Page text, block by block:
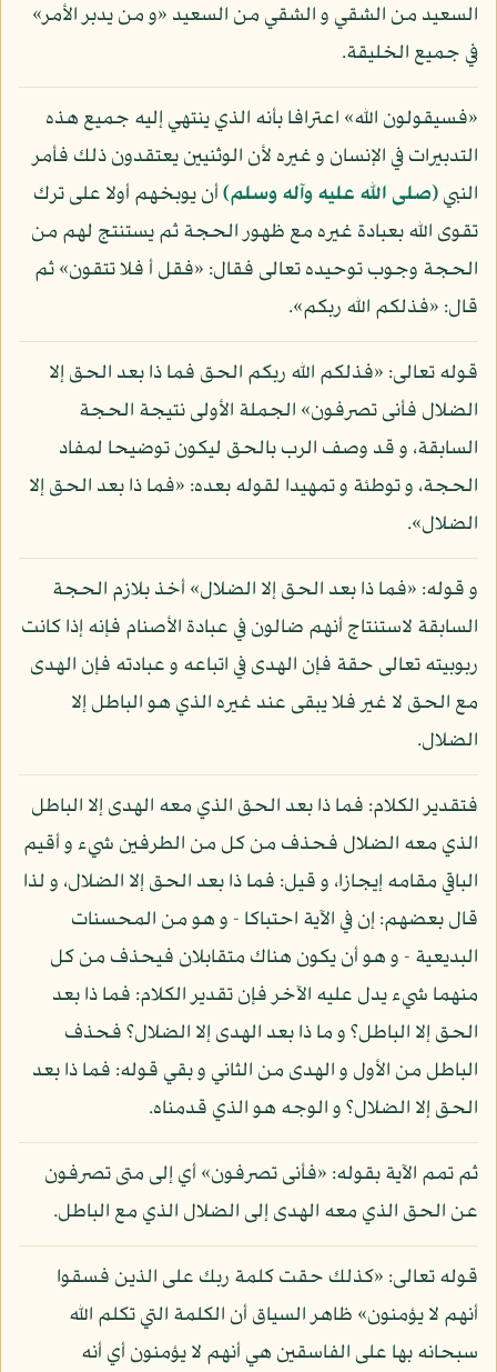
السعيد من الشقي و الشقي من السعيد «و من يدبر الأمر»
في جميع الخليقة.
«فسيقولون الله» اعترافا بأنه الذي ينتهي إليه جميع هذه
التدبيرات في الإنسان و غيره لأن الوثنيين يعتقدون ذلك فأمر
النبي(صلى الله عليه وآله وسلم)أن يوبخهم أولا على ترك
تقوى الله بعبادة غيره مع ظهور الحجة ثم يستنتج لهم من
الحجة وجوب توحيده تعالى فقال: «فقل أ فلا تتقون» ثم
قال: «فذلكم الله ربكم».
قوله تعالى: «فذلكم الله ربكم الحق فما ذا بعد الحق إلا
الضلال فأنى تصرفون» الجملة الأولى نتيجة الحجة
السابقة، و قد وصف الرب بالحق ليكون توضيحا لمفاد
الحجة، و توطئة و تمهيدا لقوله بعده: «فما ذا بعد الحق إلا
الضلال».
و قوله: «فما ذا بعد الحق إلا الضلال» أخذ بلازم الحجة
السابقة لاستنتاج أنهم ضالون في عبادة الأصنام فإنه إذا كانت
ربوبيته تعالى حقة فإن الهدى في اتباعه و عبادته فإن الهدى
مع الحق لا غير فلا يبقى عند غيره الذي هو الباطل إلا
الضلال.
فتقدير الكلام: فما ذا بعد الحق الذي معه الهدى إلا الباطل
الذي معه الضلال فحذف من كل من الطرفين شيء و أقيم
الباقي مقامه إيجازا، و قيل: فما ذا بعد الحق إلا الضلال، و لذا
قال بعضهم: إن في الآية احتباكا - و هو من المحسنات
البديعية - و هو أن يكون هناك متقابلان فيحذف من كل
منهما شيء يدل عليه الآخر فإن تقدير الكلام: فما ذا بعد
الحق إلا الباطل؟ و ما ذا بعد الهدى إلا الضلال؟ فحذف
الباطل من الأول و الهدى من الثاني و بقي قوله: فما ذا بعد
الحق إلا الضلال؟ و الوجه هو الذي قدمناه.
ثم تمم الآية بقوله: «فأنى تصرفون» أي إلى متى تصرفون
عن الحق الذي معه الهدى إلى الضلال الذي مع الباطل.
قوله تعالى: «كذلك حقت كلمة ربك على الذين فسقوا
أنهم لا يؤمنون» ظاهر السياق أن الكلمة التي تكلم الله
سبحانه بها على الفاسقين هي أنهم لا يؤمنون أي أنه